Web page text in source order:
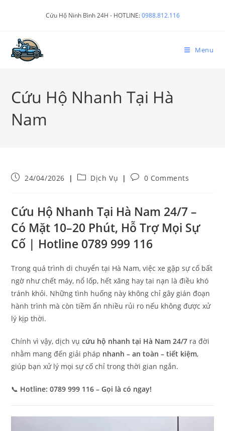
Cứu Hộ Ninh Bình 24H - HOTLINE:0988.812.116
Menu
Cứu Hộ Nhanh Tại Hà
Nam
24/04/2026 Dịch Vụ 0 Comments
Cứu Hộ Nhanh Tại Hà Nam 24/7 –
Có Mặt 10–20 Phút, Hỗ Trợ Mọi Sự
Cố | Hotline 0789 999 116
Trong quá trình di chuyển tại Hà Nam, việc xe gặp sự cố bất
ngờ như chết máy, nổ lốp, hết xăng hay tai nạn là điều khó
tránh khỏi. Những tình huống này không chỉ gây gián đoạn
hành trình mà còn tiềm ẩn nhiều rủi ro nếu không được xử
lý kịp thời.
Chính vì vậy, dịch vụcứu hộ nhanh tại Hà Nam 24/7 ra đời
nhằm mang đến giải pháp nhanh – an toàn – tiết kiệm,
giúp bạn xử lý mọi sự cố chỉ trong thời gian ngắn.
📞 Hotline: 0789 999 116 – Gọi là có ngay!